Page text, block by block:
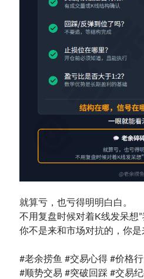
就算亏，也亏得明明白白。
不用复盘时候对着K线发呆想”
你不是来和市场对抗的，你是
#老余捞鱼 #交易心得 #价格
#顺势交易 #突破回踩 #交易